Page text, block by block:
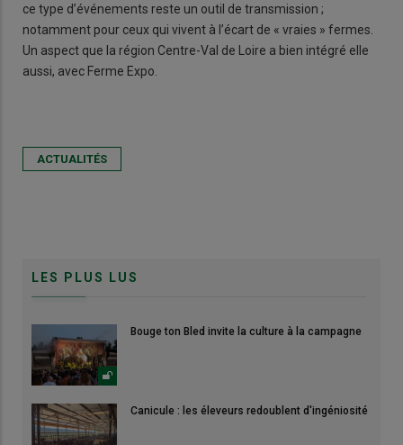
ce type d’événements reste un outil de transmission ;
notamment pour ceux qui vivent à l’écart de « vraies » fermes.
Un aspect que la région Centre-Val de Loire a bien intégré elle
aussi, avec Ferme Expo.
ACTUALITÉS
LES PLUS LUS
Bouge ton Bled invite la culture à la campagne
Canicule : les éleveurs redoublent d'ingéniosité